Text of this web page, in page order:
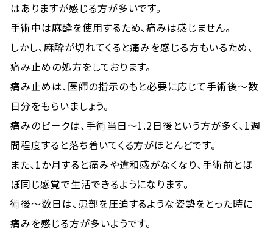
はありますが感じる方が多いです。
手術中は麻酔を使用するため、痛みは感じません。
しかし、麻酔が切れてくると痛みを感じる方もいるため、
痛み止めの処方をしております。
痛み止めは、医師の指示のもと必要に応じて手術後～数
日分をもらいましょう。
痛みのピークは、手術当日～1.2日後という方が多く、1週
間程度すると落ち着いてくる方がほとんどです。
また、1か月すると痛みや違和感がなくなり、手術前とほ
ぼ同じ感覚で生活できるようになります。
術後～数日は、患部を圧迫するような姿勢をとった時に
痛みを感じる方が多いようです。